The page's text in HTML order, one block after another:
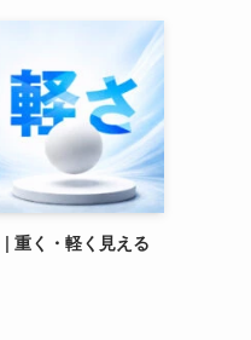
重く・軽く見える